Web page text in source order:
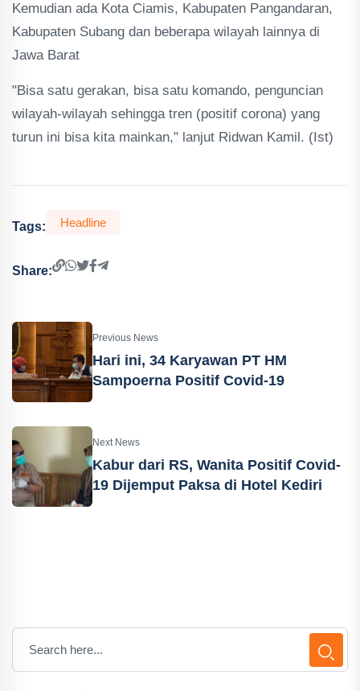
Kemudian ada Kota Ciamis, Kabupaten Pangandaran,
Kabupaten Subang dan beberapa wilayah lainnya di
Jawa Barat
"Bisa satu gerakan, bisa satu komando, penguncian
wilayah-wilayah sehingga tren (positif corona) yang
turun ini bisa kita mainkan," lanjut Ridwan Kamil. (Ist)
Tags: Headline
Share:
Previous News
Hari ini, 34 Karyawan PT HM
Sampoerna Positif Covid-19
Next News
Kabur dari RS, Wanita Positif Covid-
19 Dijemput Paksa di Hotel Kediri